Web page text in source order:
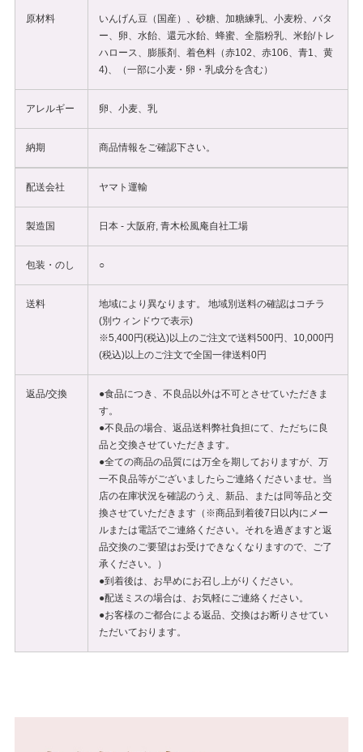
原材料
いんげん豆（国産）、砂糖、加糖練乳、小麦粉、バタ
ー、卵、水飴、還元水飴、蜂蜜、全脂粉乳、米飴/トレ
ハロース、膨脹剤、着色料（赤102、赤106、青1、黄
4)、（一部に小麦・卵・乳成分を含む）
アレルギー 卵、小麦、乳
納期 商品情報をご確認下さい。
配送会社 ヤマト運輸
製造国 日本 - 大阪府, 青木松風庵自社工場
包装・のし ○
送料 地域により異なります。 地域別送料の確認はコチラ
(別ウィンドウで表示)
※5,400円(税込)以上のご注文で送料500円、10,000円
(税込)以上のご注文で全国一律送料0円
返品/交換
●食品につき、不良品以外は不可とさせていただきま
す。
●不良品の場合、返品送料弊社負担にて、ただちに良
品と交換させていただきます。
●全ての商品の品質には万全を期しておりますが、万
一不良品等がございましたらご連絡くださいませ。当
店の在庫状況を確認のうえ、新品、または同等品と交
換させていただきます（※商品到着後7日以内にメー
ルまたは電話でご連絡ください。それを過ぎますと返
品交換のご要望はお受けできなくなりますので、ご了
承ください。）
●到着後は、お早めにお召し上がりください。
●配送ミスの場合は、お気軽にご連絡ください。
●お客様のご都合による返品、交換はお断りさせてい
ただいております。